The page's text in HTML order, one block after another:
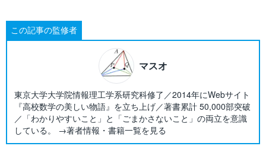
この記事の監修者
マスオ
東京大学大学院情報理工学系研究科修了／2014年にWebサイト
『高校数学の美しい物語』を立ち上げ／著書累計 50,000部突破
／「わかりやすいこと」と「ごまかさないこと」の両立を意識
している。 →著者情報・書籍一覧を見る